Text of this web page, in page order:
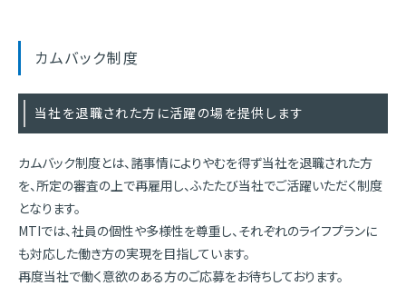
カムバック制度
当社を退職された方に活躍の場を提供します
カムバック制度とは、諸事情によりやむを得ず当社を退職された方
を、所定の審査の上で再雇用し、ふたたび当社でご活躍いただく制度
となります。
MTIでは、社員の個性や多様性を尊重し、それぞれのライフプランに
も対応した働き方の実現を目指しています。
再度当社で働く意欲のある方のご応募をお待ちしております。